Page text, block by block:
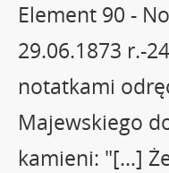
Element 90 -
29.06.1873 r.-
notatkami
Majewskiego
kamieni: "[…]